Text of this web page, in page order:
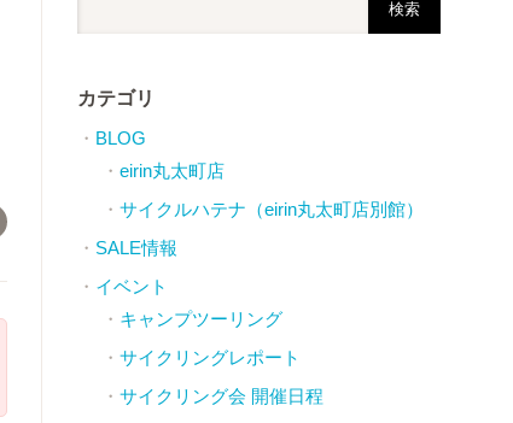
カテゴリ
BLOG
eirin丸太町店
サイクルハテナ（eirin丸太町店別館）
SALE情報
イベント
キャンプツーリング
サイクリングレポート
サイクリング会 開催日程